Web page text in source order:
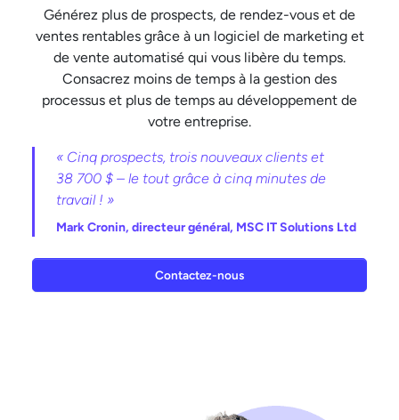
Générez plus de prospects, de rendez-vous et de
ventes rentables grâce à un logiciel de marketing et
de vente automatisé qui vous libère du temps.
Consacrez moins de temps à la gestion des
processus et plus de temps au développement de
votre entreprise.
« Cinq prospects, trois nouveaux clients et
38 700 $ – le tout grâce à cinq minutes de
travail ! »
Mark Cronin, directeur général, MSC IT Solutions Ltd
Contactez-nous